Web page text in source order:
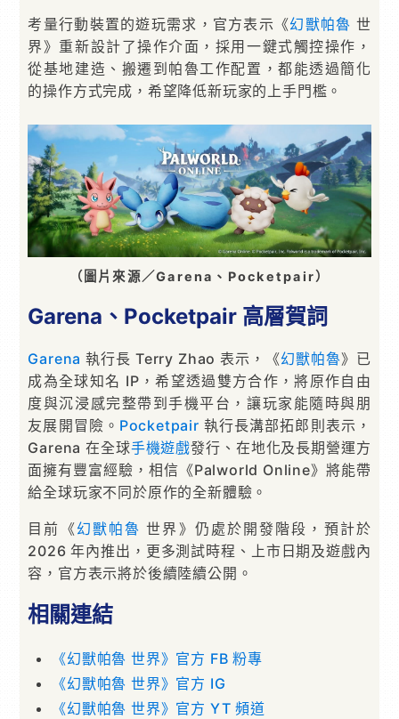
考量行動裝置的遊玩需求，官方表示《幻獸帕魯 世
界》重新設計了操作介面，採用一鍵式觸控操作，
從基地建造、搬遷到帕魯工作配置，都能透過簡化
的操作方式完成，希望降低新玩家的上手門檻。
（圖片來源／Garena、Pocketpair）
Garena、Pocketpair 高層賀詞
Garena 執行長 Terry Zhao 表示，《幻獸帕魯》已
成為全球知名 IP，希望透過雙方合作，將原作自由
度與沉浸感完整帶到手機平台，讓玩家能隨時與朋
友展開冒險。 Pocketpair 執行長溝部拓郎則表示，
Garena 在全球手機遊戲發行、在地化及長期營運方
面擁有豐富經驗，相信《Palworld Online》將能帶
給全球玩家不同於原作的全新體驗。
目前《幻獸帕魯 世界》仍處於開發階段，預計於
2026 年內推出，更多測試時程、上市日期及遊戲內
容，官方表示將於後續陸續公開。
相關連結
《幻獸帕魯 世界》官方 FB 粉專
《幻獸帕魯 世界》官方 IG
《幻獸帕魯 世界》官方 YT 頻道